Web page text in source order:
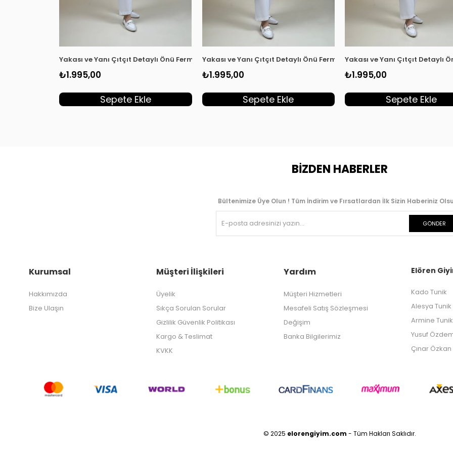
Yakası ve Yanı Çıtçıt Detaylı Önü Fermuarlı Kadın Giyçık Kap Siyah EYL 2032
₺1.995,00
Sepete Ekle
Yakası ve Yanı Çıtçıt Detaylı Önü Fermuarlı Kadın Giyçık Kap Taş EYL
₺1.995,00
Sepete Ekle
Yakası ve Yanı Çıtçıt Detaylı
₺1.995,00
Sepete Ekle
BİZDEN HABERLER
Bültenimize Üye Olun ! Tüm İndirim ve Fırsatlardan İlk Sizin Haberiniz
GÖNDER
Kurumsal
Hakkımızda
Bize Ulaşın
Müşteri İlişkileri
Üyelik
Sıkça Sorulan Sorular
Gizlilik Güvenlik Politikası
Kargo & Teslimat
KVKK
Yardım
Müşteri Hizmetleri
Mesafeli Satış Sözleşmesi
Değişim
Banka Bilgilerimiz
Elören
Kado Tunik
Alesya Tunik
Armine Tunik
Yusuf
Çınar Özkan
© 2025 elorengiyim.com - Tüm Hakları Saklıdır.